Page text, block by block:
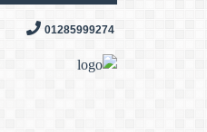
01285999274